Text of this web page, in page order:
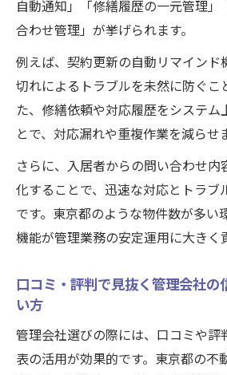
自動通知」「修繕履歴の一元管理」
合わせ管理」が挙げられます。
例えば、契約更新の自動リマインド
切れによるトラブルを未然に防ぐこ
た、修繕依頼や対応履歴をシステム
とで、対応漏れや重複作業を減らせ
さらに、入居者からの問い合わせ内
化することで、迅速な対応とトラブ
です。東京都のような物件数が多い
機能が管理業務の安定運用に大きく
口コミ・評判で見抜く管理会社の
い方
管理会社選びの際には、口コミや評
表の活用が効果的です。東京都の不